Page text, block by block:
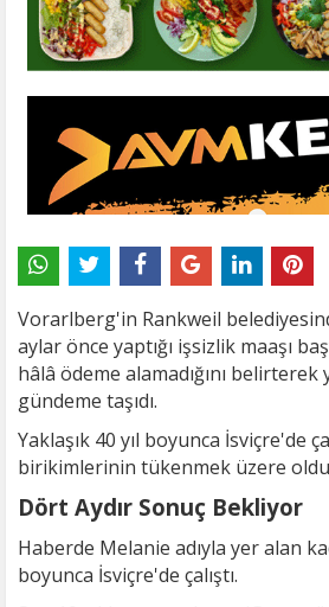
Vorarlberg'in Rankweil
aylar önce yaptığı işsizlik maaşı
hâlâ ödeme alamadığını belirterek
gündeme taşıdı.
Yaklaşık 40 yıl boyunca İsviçre'de
birikimlerinin tükenmek üzere
Dört Aydır Sonuç Bekliyor
Haberde Melanie adıyla yer alan
boyunca İsviçre'de çalıştı.